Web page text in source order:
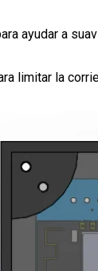
ayudar a
limitar la